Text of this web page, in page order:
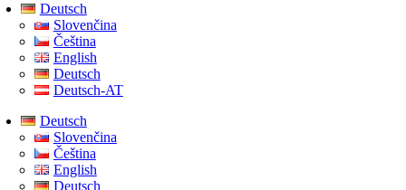
Deutsch
Slovenčina
Čeština
English
Deutsch
Deutsch-AT
Deutsch
Slovenčina
Čeština
English
Deutsch